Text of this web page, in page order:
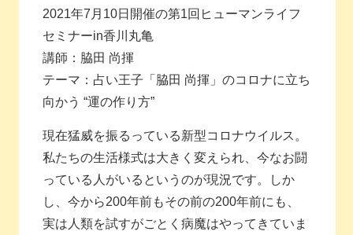
2021年7月10日開催の第1回ヒューマンライフ
セミナーin香川丸亀
講師：脇田 尚揮
テーマ：占い王子「脇田 尚揮」のコロナに立ち
向かう “運の作り方”
現在猛威を振るっている新型コロナウイルス。
私たちの生活様式は大きく変えられ、今なお闘
っている人がいるというのが現況です。しか
し、今から200年前もその前の200年前にも、
実は人類を試すがごとく病魔はやってきていま